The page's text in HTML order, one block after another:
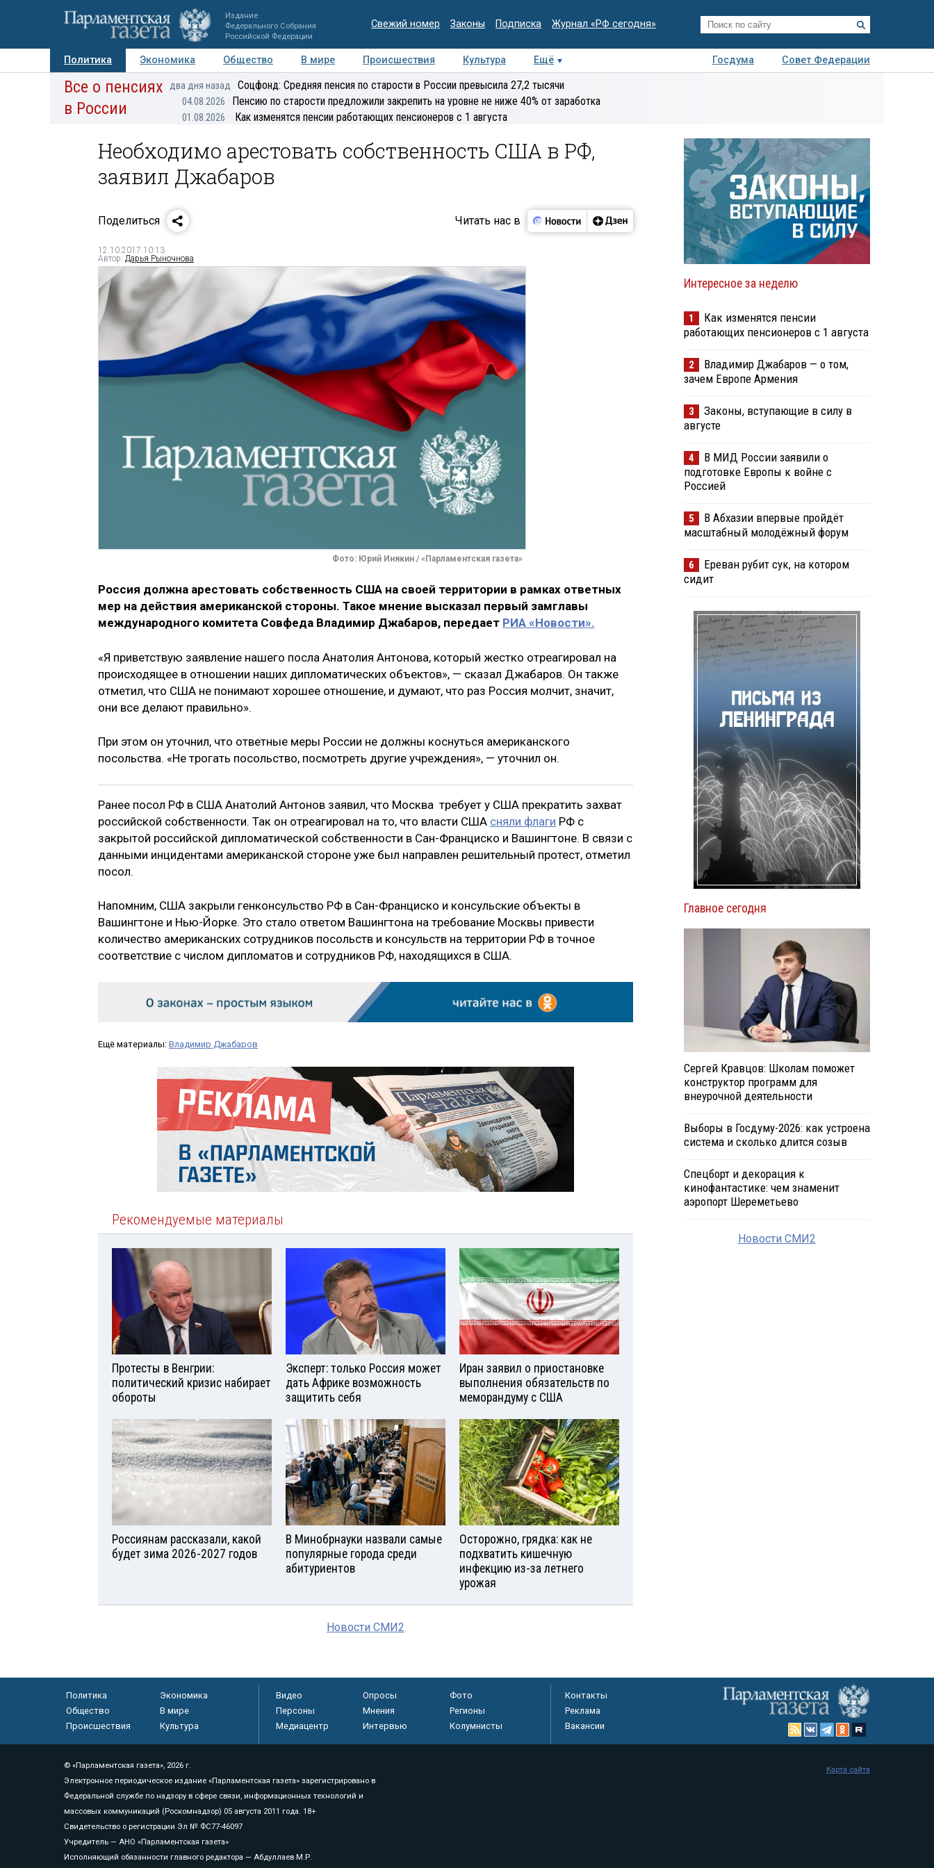
Издание
Федерального Собрания
Российской Федерации
Свежий номер Законы Подписка Журнал «РФ сегодня»
Политика Экономика Общество В мире Происшествия Культура Ещё Госдума
Совет Федерации
Авторы Персоны Мнения Регионы Медиацентр Интервью Колумнисты
Все о пенсиях
в России
два дня назад Соцфонд: Средняя пенсия по старости в России превысила 27,2 тысячи
04.08.2026 Пенсию по старости предложили закрепить на уровне не ниже 40% от заработка
01.08.2026 Как изменятся пенсии работающих пенсионеров с 1 августа
Необходимо арестовать собственность США в РФ,
заявил Джабаров
Поделиться Читать нас в
12.10.2017 10:13
Автор: Дарья Рыночнова
Фото: Юрий Инякин / «Парламентская газета»
Россия должна арестовать собственность США на своей территории в рамках ответных
мер на действия американской стороны. Такое мнение высказал первый замглавы
международного комитета Совфеда Владимир Джабаров, передает РИА «Новости».
«Я приветствую заявление нашего посла Анатолия Антонова, который жестко отреагировал на
происходящее в отношении наших дипломатических объектов», — сказал Джабаров. Он также
отметил, что США не понимают хорошее отношение, и думают, что раз Россия молчит, значит,
они все делают правильно».
При этом он уточнил, что ответные меры России не должны коснуться американского
посольства. «Не трогать посольство, посмотреть другие учреждения», — уточнил он.
Ранее посол РФ в США Анатолий Антонов заявил, что Москва требует у США прекратить захват
российской собственности. Так он отреагировал на то, что власти США сняли флаги РФ с
закрытой российской дипломатической собственности в Сан-Франциско и Вашингтоне. В связи с
данными инцидентами американской стороне уже был направлен решительный протест, отметил
посол.
Напомним, США закрыли генконсульство РФ в Сан-Франциско и консульские объекты в
Вашингтоне и Нью-Йорке. Это стало ответом Вашингтона на требование Москвы привести
количество американских сотрудников посольств и консульств на территории РФ в точное
соответствие с числом дипломатов и сотрудников РФ, находящихся в США.
Ещё материалы: Владимир Джабаров
Рекомендуемые материалы
Протесты в Венгрии:
политический кризис набирает
обороты
Эксперт: только Россия может
дать Африке возможность
защитить себя
Иран заявил о приостановке
выполнения обязательств по
меморандуму с США
Россиянам рассказали, какой
будет зима 2026-2027 годов
В Минобрнауки назвали самые
популярные города среди
абитуриентов
Осторожно, грядка: как не
подхватить кишечную
инфекцию из-за летнего
урожая
Новости СМИ2
Интересное за неделю
1
Как изменятся пенсии
работающих пенсионеров с 1 августа
2
Владимир Джабаров — о том,
зачем Европе Армения
3
Законы, вступающие в силу в
августе
4
В МИД России заявили о
подготовке Европы к войне с
Россией
5
В Абхазии впервые пройдёт
масштабный молодёжный форум
6
Ереван рубит сук, на котором
сидит
Главное сегодня
Сергей Кравцов: Школам поможет
конструктор программ для
внеурочной деятельности
Выборы в Госдуму-2026: как устроена
система и сколько длится созыв
Спецборт и декорация к
кинофантастике: чем знаменит
аэропорт Шереметьево
Новости СМИ2
Политика
Экономика
Общество
В мире
Происшествия
Культура
Видео Опросы
Фото
Персоны
Мнения
Регионы
Медиацентр
Интервью Колумнисты
Контакты
Реклама
Вакансии
© «Парламентская газета», 2026 г.
Электронное периодическое издание «Парламентская газета» зарегистрировано в
Федеральной службе по надзору в сфере связи, информационных технологий и
массовых коммуникаций (Роскомнадзор) 05 августа 2011 года. 18+
Свидетельство о регистрации Эл № ФС77-46097
Учредитель — АНО «Парламентская газета»
Исполняющий обязанности главного редактора — Абдуллаев М.Р.
Карта сайта